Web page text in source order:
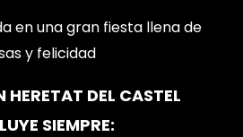
en una gran fiesta llena de
y felicidad
HERETAT DEL CASTEL
SIEMPRE: